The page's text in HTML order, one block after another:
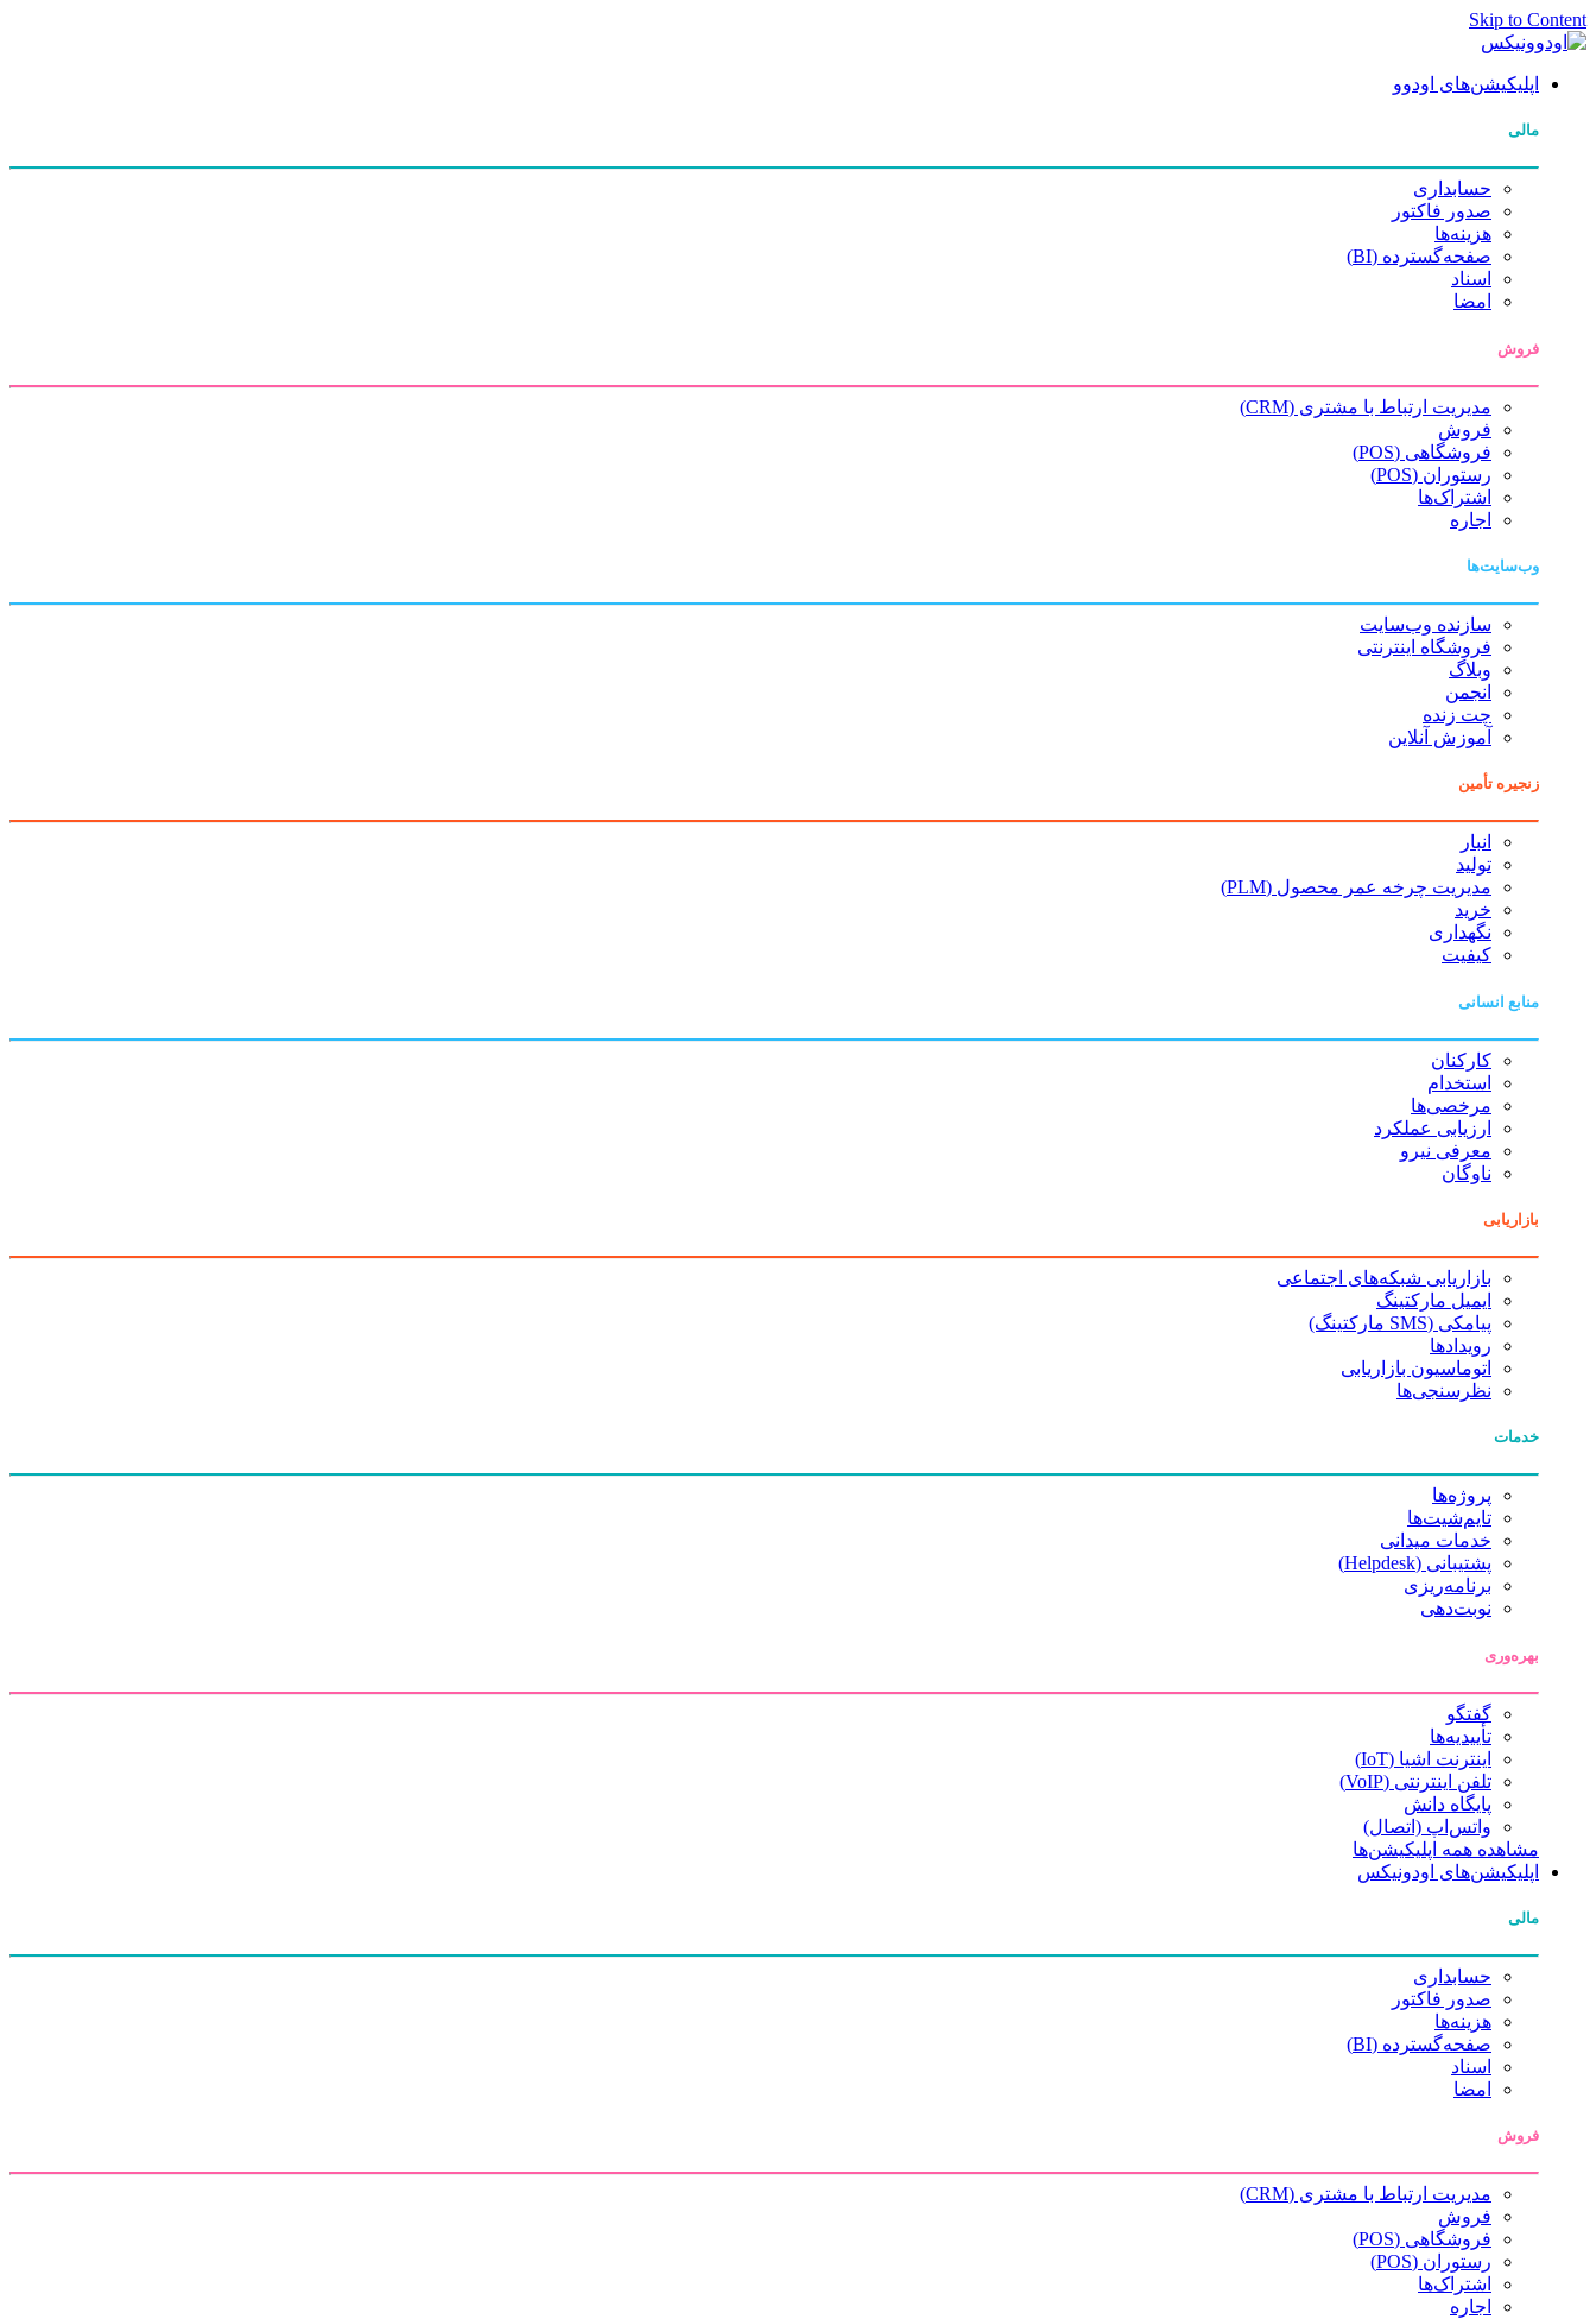
Skip to Content
اپلیکیشن‌های اودوو
مالی
حسابداری
صدور فاکتور
هزینه‌ها
صفحه‌گسترده (BI)
اسناد
امضا
فروش
مدیریت ارتباط با مشتری (CRM)
فروش
فروشگاهی (POS)
رستوران (POS)
اشتراک‌ها
اجاره
وب‌سایت‌ها
سازنده وب‌سایت
فروشگاه اینترنتی
وبلاگ
انجمن
چت زنده
آموزش آنلاین
زنجیره تأمین
انبار
تولید
مدیریت چرخه عمر محصول (PLM)
خرید
نگهداری
کیفیت
منابع انسانی
کارکنان
استخدام
مرخصی‌ها
ارزیابی عملکرد
معرفی نیرو
ناوگان
بازاریابی
بازاریابی شبکه‌های اجتماعی
ایمیل مارکتینگ
پیامکی (SMS مارکتینگ)
رویدادها
اتوماسیون بازاریابی
نظرسنجی‌ها
خدمات
پروژه‌ها
تایم‌شیت‌ها
خدمات میدانی
پشتیبانی (Helpdesk)
برنامه‌ریزی
نوبت‌دهی
بهره‌وری
گفتگو
تأییدیه‌ها
اینترنت اشیا (IoT)
تلفن اینترنتی (VoIP)
پایگاه دانش
واتس‌اپ (اتصال)
مشاهده همه اپلیکیشن‌ها
اپلیکیشن‌های اودونیکس
مالی
حسابداری
صدور فاکتور
هزینه‌ها
صفحه‌گسترده (BI)
اسناد
امضا
فروش
مدیریت ارتباط با مشتری (CRM)
فروش
فروشگاهی (POS)
رستوران (POS)
اشتراک‌ها
اجاره